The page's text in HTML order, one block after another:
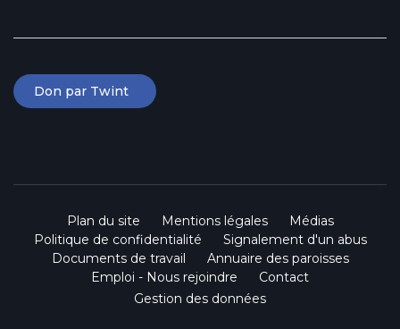
Don par Twint
Plan du site Mentions légales
Médias
Politique de confidentialité
Signalement d'un abus
Documents de travail
Annuaire des paroisses
Emploi - Nous rejoindre
Contact
Gestion des données